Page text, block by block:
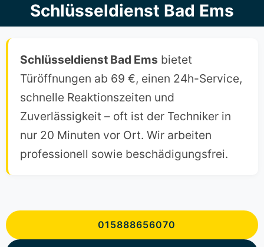
Schlüsseldienst Bad Ems
Schlüsseldienst Bad Ems bietet
Türöffnungen ab 69 €, einen 24h-Service,
schnelle Reaktionszeiten und
Zuverlässigkeit – oft ist der Techniker in
nur 20 Minuten vor Ort. Wir arbeiten
professionell sowie beschädigungsfrei.
015888656070